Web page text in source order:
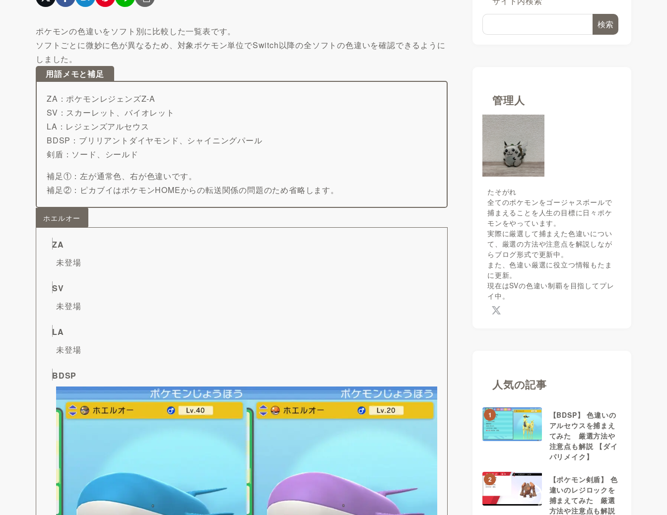
ポケモンの色違いをソフト別に比較した一覧表です。
ソフトごとに微妙に色が異なるため、対象ポケモン単位でSwitch以降の全ソフトの色違いを確認できるように
しました。
用語メモと補足
ZA：ポケモンレジェンズZ-A
SV：スカーレット、バイオレット
LA：レジェンズアルセウス
BDSP：ブリリアントダイヤモンド、シャイニングパール
剣盾：ソード、シールド
補足①：左が通常色、右が色違いです。
補足②：ピカブイはポケモンHOMEからの転送関係の問題のため省略します。
ホエルオー
ZA
未登場
SV
未登場
LA
未登場
BDSP
検索
管理人
たそがれ
全てのポケモンをゴージャスボールで
捕まえることを人生の目標に日々ポケ
モンをやっています。
実際に厳選して捕まえた色違いについ
て、厳選の方法や注意点を解説しなが
らブログ形式で更新中。
また、色違い厳選に役立つ情報もたま
に更新。
現在はSVの色違い制覇を目指してプレ
イ中。
人気の記事
1
【BDSP】 色違いの
アルセウスを捕まえ
てみた 厳選方法や
注意点も解説 【ダイ
パリメイク】
2
【ポケモン剣盾】 色
違いのレジロックを
捕まえてみた 厳選
方法や注意点も解説